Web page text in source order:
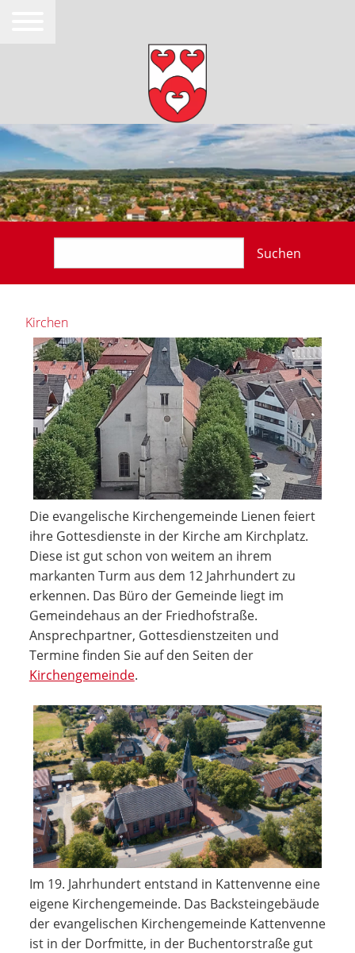
Suchen
Kirchen
Die evangelische Kirchengemeinde Lienen feiert
ihre Gottesdienste in der Kirche am Kirchplatz.
Diese ist gut schon von weitem an ihrem
markanten Turm aus dem 12 Jahrhundert zu
erkennen. Das Büro der Gemeinde liegt im
Gemeindehaus an der Friedhofstraße.
Ansprechpartner, Gottesdienstzeiten und
Termine finden Sie auf den Seiten der
Kirchengemeinde.
Im 19. Jahrhundert entstand in Kattenvenne eine
eigene Kirchengemeinde. Das Backsteingebäude
der evangelischen Kirchengemeinde Kattenvenne
ist in der Dorfmitte, in der Buchentorstraße gut